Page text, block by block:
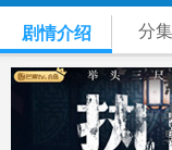
剧情介绍 分